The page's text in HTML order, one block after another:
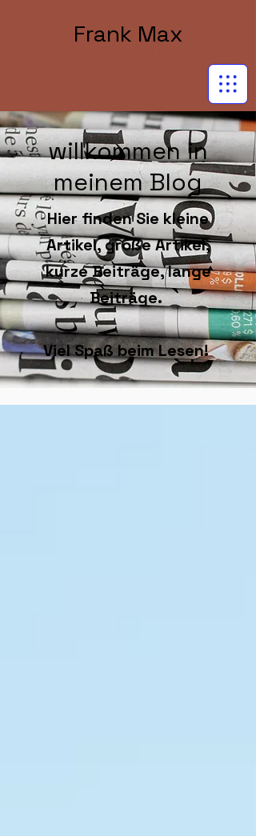
Frank Max
willkommen in
meinem Blog
Hier finden Sie kleine
Artikel, große Artikel,
kurze Beiträge, lange
Beiträge.
Viel Spaß beim Lesen!